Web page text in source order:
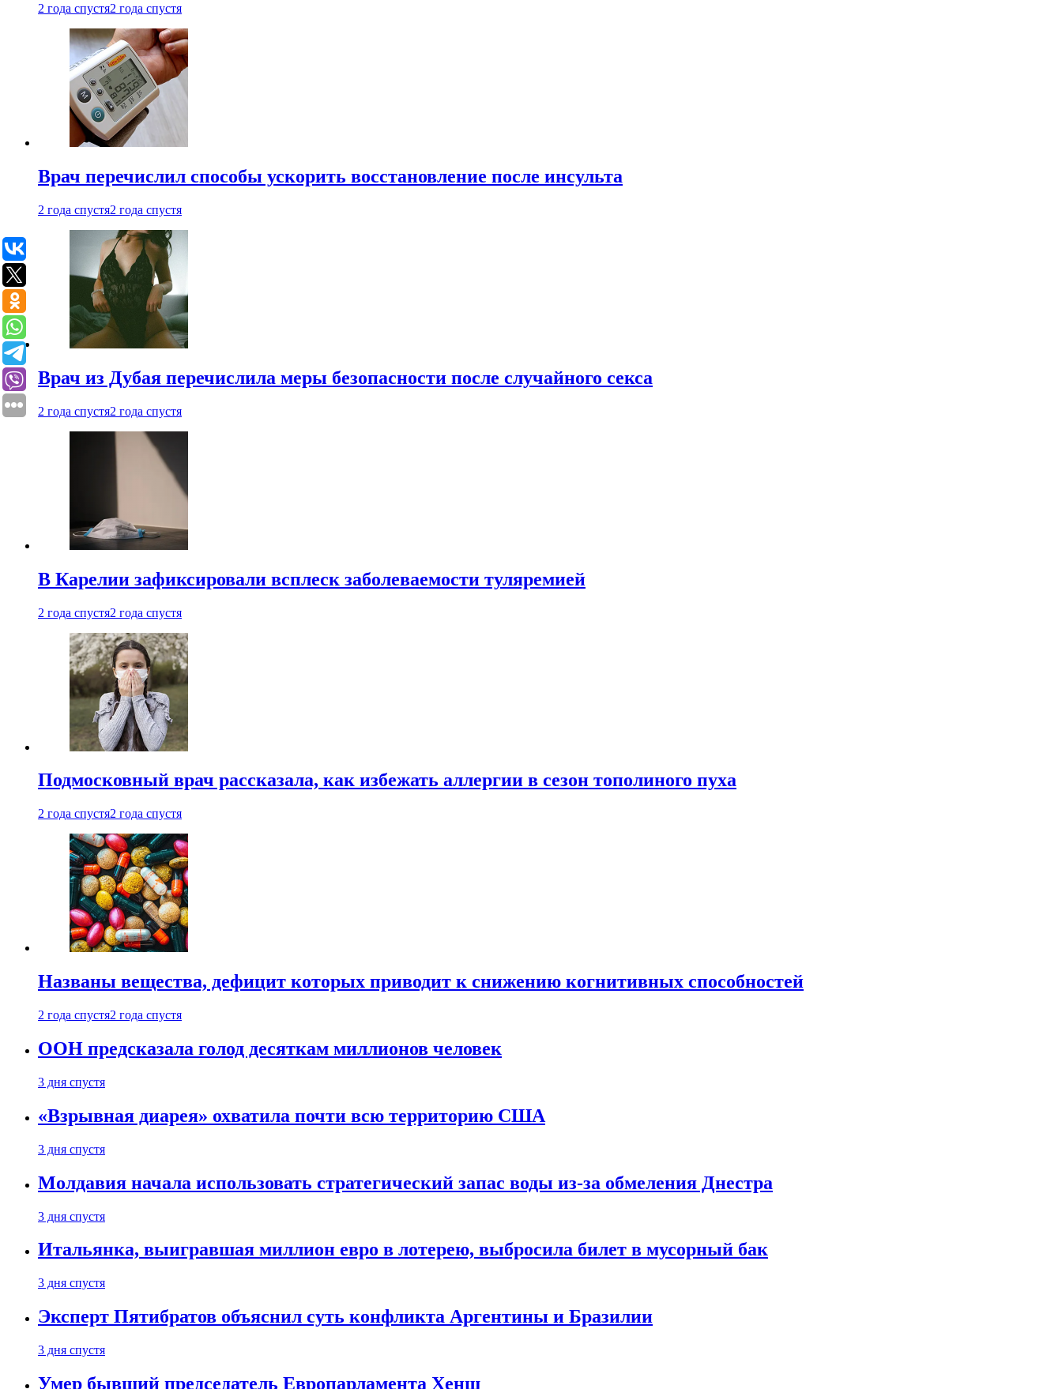
2 года спустя2 года спустя
Врач перечислил способы ускорить восстановление после инсульта
2 года спустя2 года спустя
Врач из Дубая перечислила меры безопасности после случайного секса
2 года спустя2 года спустя
В Карелии зафиксировали всплеск заболеваемости туляремией
2 года спустя2 года спустя
Подмосковный врач рассказала, как избежать аллергии в сезон тополиного пуха
2 года спустя2 года спустя
Названы вещества, дефицит которых приводит к снижению когнитивных способностей
2 года спустя2 года спустя
ООН предсказала голод десяткам миллионов человек
3 дня спустя
«Взрывная диарея» охватила почти всю территорию США
3 дня спустя
Молдавия начала использовать стратегический запас воды из-за обмеления Днестра
3 дня спустя
Итальянка, выигравшая миллион евро в лотерею, выбросила билет в мусорный бак
3 дня спустя
Эксперт Пятибратов объяснил суть конфликта Аргентины и Бразилии
3 дня спустя
Умер бывший председатель Европарламента Хенш